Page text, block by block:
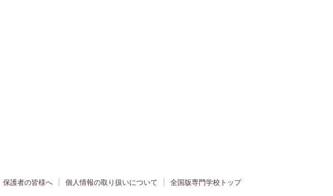
保護者の皆様へ 個人情報の取り扱いについて 全国版専門学校トップ